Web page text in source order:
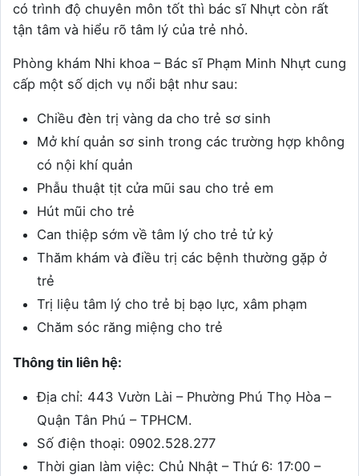
có trình độ chuyên môn tốt thì bác sĩ Nhựt còn rất
tận tâm và hiểu rõ tâm lý của trẻ nhỏ.
Phòng khám Nhi khoa – Bác sĩ Phạm Minh Nhựt cung
cấp một số dịch vụ nổi bật như sau:
Chiều đèn trị vàng da cho trẻ sơ sinh
Mở khí quản sơ sinh trong các trường hợp không
có nội khí quản
Phẫu thuật tịt cửa mũi sau cho trẻ em
Hút mũi cho trẻ
Can thiệp sớm về tâm lý cho trẻ tử kỷ
Thăm khám và điều trị các bệnh thường gặp ở
trẻ
Trị liệu tâm lý cho trẻ bị bạo lực, xâm phạm
Chăm sóc răng miệng cho trẻ
Thông tin liên hệ:
Địa chỉ: 443 Vườn Lài – Phường Phú Thọ Hòa –
Quận Tân Phú – TPHCM.
Số điện thoại: 0902.528.277
Thời gian làm việc: Chủ Nhật – Thứ 6: 17:00 –